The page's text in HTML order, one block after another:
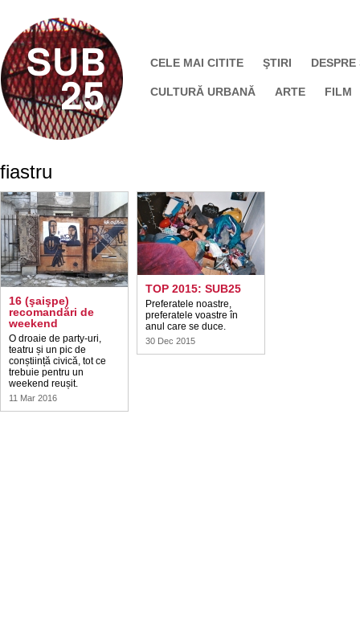
CELE MAI CITITE ŞTIRI DESPRE
CULTURĂ URBANĂ ARTE FILM
fiastru
16 (şaişpe)
recomandări de
weekend
O droaie de party-uri,
teatru și un pic de
conștiință civică, tot ce
trebuie pentru un
weekend reușit.
11 Mar 2016
TOP 2015: SUB25
Preferatele noastre,
preferatele voastre în
anul care se duce.
30 Dec 2015